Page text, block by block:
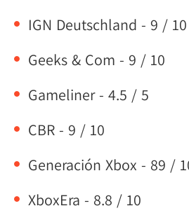
IGN Deutschland - 9 / 10
Geeks & Com - 9 / 10
Gameliner - 4.5 / 5
CBR - 9 / 10
Generación Xbox - 89 /
XboxEra - 8.8 / 10